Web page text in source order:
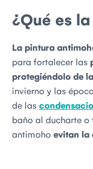
¿Qué es
La pintura
para fortalecer las
protegiéndolo de
invierno y las
de las
baño al ducharte o
antimoho evitan la